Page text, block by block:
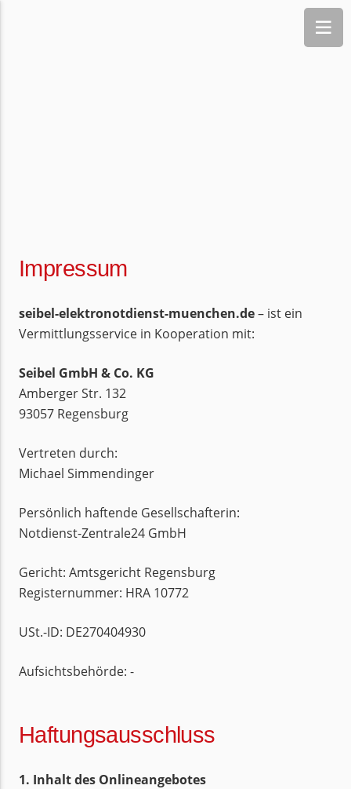
Impressum
seibel-elektronotdienst-muenchen.de– ist ein
Vermittlungsservice in Kooperation mit:
Seibel GmbH & Co. KG
Amberger Str. 132
93057 Regensburg
Vertreten durch:
Michael Simmendinger
Persönlich haftende Gesellschafterin:
Notdienst-Zentrale24 GmbH
Gericht: Amtsgericht Regensburg
Registernummer: HRA 10772
USt.-ID: DE270404930
Aufsichtsbehörde: -
Haftungsausschluss
1. Inhalt des Onlineangebotes